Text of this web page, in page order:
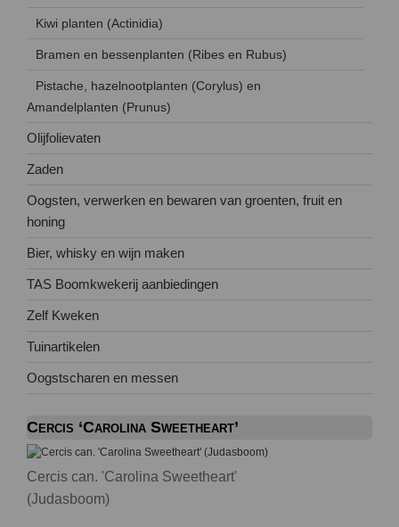
Kiwi planten (Actinidia)
Bramen en bessenplanten (Ribes en Rubus)
Pistache, hazelnootplanten (Corylus) en
Amandelplanten (Prunus)
Olijfolievaten
Zaden
Oogsten, verwerken en bewaren van groenten, fruit en
honing
Bier, whisky en wijn maken
TAS Boomkwekerij aanbiedingen
Zelf Kweken
Tuinartikelen
Oogstscharen en messen
Cercis ‘Carolina Sweetheart’
Cercis can. 'Carolina Sweetheart'
(Judasboom)